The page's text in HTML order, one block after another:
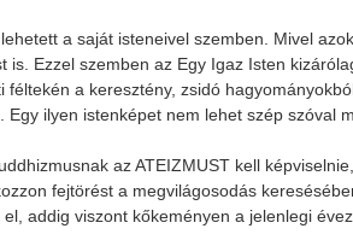
a saját isteneivel szemben. Mivel
is. Ezzel szemben az Egy Igaz Isten
féltekén a keresztény, zsidó
Egy ilyen istenképet nem lehet szép szóval
az ATEIZMUST kell
fejtörést a megvilágosodás
el, addig viszont kőkeményen a jelenlegi